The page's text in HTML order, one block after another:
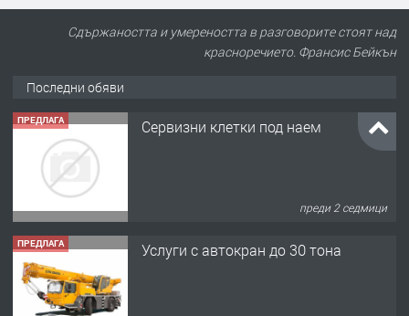
Сдържаността и умереността в разговорите стоят над
красноречието. Франсис Бейкън
Последни обяви
ПРЕДЛАГА Сервизни клетки под наем
преди 2 седмици
ПРЕДЛАГА Услуги с автокран до 30 тона